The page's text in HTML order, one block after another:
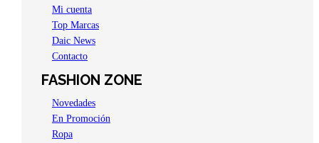
Mi cuenta
Top Marcas
Daic News
Contacto
FASHION ZONE
Novedades
En Promoción
Ropa